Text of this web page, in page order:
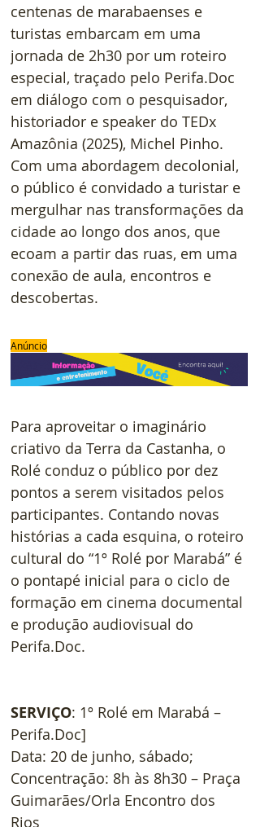
centenas de marabaenses e
turistas embarcam em uma
jornada de 2h30 por um roteiro
especial, traçado pelo Perifa.Doc
em diálogo com o pesquisador,
historiador e speaker do TEDx
Amazônia (2025), Michel Pinho.
Com uma abordagem decolonial,
o público é convidado a turistar e
mergulhar nas transformações da
cidade ao longo dos anos, que
ecoam a partir das ruas, em uma
conexão de aula, encontros e
descobertas.
Anúncio
Para aproveitar o imaginário
criativo da Terra da Castanha, o
Rolé conduz o público por dez
pontos a serem visitados pelos
participantes. Contando novas
histórias a cada esquina, o roteiro
cultural do “1º Rolé por Marabá” é
o pontapé inicial para o ciclo de
formação em cinema documental
e produção audiovisual do
Perifa.Doc.
SERVIÇO: 1º Rolé em Marabá –
Perifa.Doc]
Data: 20 de junho, sábado;
Concentração: 8h às 8h30 – Praça
Guimarães/Orla Encontro dos
Rios